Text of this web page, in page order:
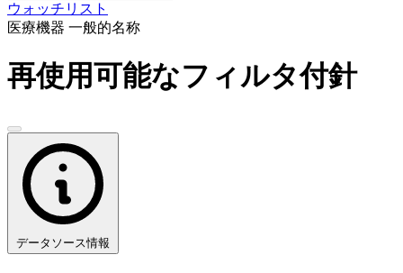
ウォッチリスト
医療機器 一般的名称
再使用可能なフィルタ付針
データソース情報